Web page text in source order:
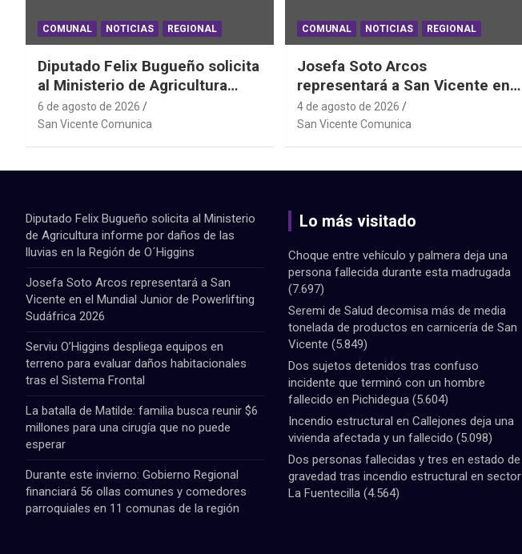
COMUNAL NOTICIAS REGIONAL
Diputado Felix Bugueño solicita
al Ministerio de Agricultura
informe por daños de las lluvias
en la Región de O´Higgins
6 de agosto de 2026
San Vicente Comunica
COMUNAL NOTICIAS REGIONAL
Josefa Soto Arcos
representará a San Vicente en
el Mundial Junior de
Powerlifting Sudáfrica 2026
4 de agosto de 2026
San Vicente Comunica
Diputado Felix Bugueño solicita al Ministerio
de Agricultura informe por daños de las
lluvias en la Región de O´Higgins
Josefa Soto Arcos representará a San
Vicente en el Mundial Junior de Powerlifting
Sudáfrica 2026
Serviu O’Higgins despliega equipos en
terreno para evaluar daños habitacionales
tras el Sistema Frontal
La batalla de Matilde: familia busca reunir $6
millones para una cirugía que no puede
esperar
Durante este invierno: Gobierno Regional
financiará 56 ollas comunes y comedores
parroquiales en 11 comunas de la región
Lo más visitado
Choque entre vehículo y palmera deja una
persona fallecida durante esta madrugada
(7.697)
Seremi de Salud decomisa más de media
tonelada de productos en carnicería de San
Vicente (5.849)
Dos sujetos detenidos tras confuso
incidente que terminó con un hombre
fallecido en Pichidegua (5.604)
Incendio estructural en Callejones deja una
vivienda afectada y un fallecido (5.098)
Dos personas fallecidas y tres en estado de
gravedad tras incendio estructural en sector
La Fuentecilla (4.564)